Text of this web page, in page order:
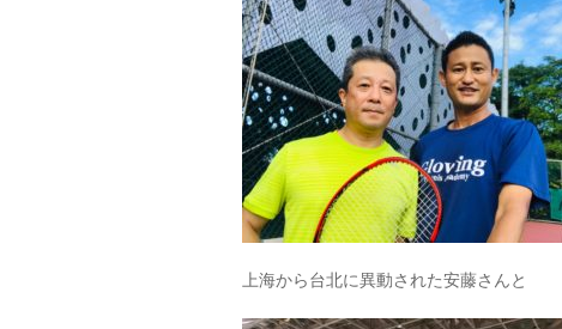
上海から台北に異動された安藤さんと